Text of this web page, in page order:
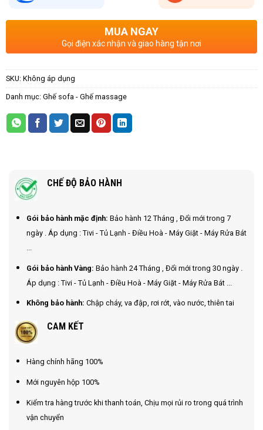
MUA NGAY
Gọi điện xác nhận và giao hàng tận nơi
SKU: Không áp dụng
Danh mục: Ghế sofa - Ghế massage
CHẾ ĐỘ BẢO HÀNH
Gói bảo hành mặc định: Bảo hành 12 Tháng , Đổi mới trong 7
ngày . Áp dụng : Tivi - Tủ Lạnh - Điều Hoà - Máy Giặt - Máy Rửa Bát
...
Gói bảo hành Vàng: Bảo hành 24 Tháng , Đổi mới trong 30 ngày .
Áp dụng : Tivi - Tủ Lạnh - Điều Hoà - Máy Giặt - Máy Rửa Bát ...
Không bảo hành: Chập cháy, va đập, rơi rớt, vào nước, thiên tai
CAM KẾT
Hàng chính hãng 100%
Mới nguyên hộp 100%
Kiểm tra hàng trước khi thanh toán, Chịu mọi rủi ro trong quá trình
vận chuyển